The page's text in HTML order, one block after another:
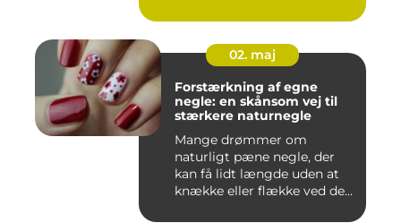
02. maj
Forstærkning af egne
negle: en skånsom vej til
stærkere naturnegle
Mange drømmer om
naturligt pæne negle, der
kan få lidt længde uden at
knække eller flække ved den